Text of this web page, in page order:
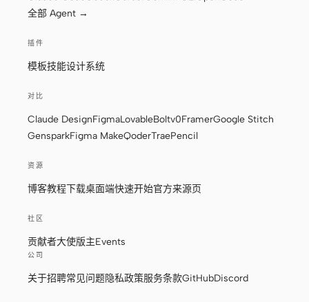
全部 Agent →
插件
模板技能设计系统
对比
Claude DesignFigmaLovableBoltv0FramerGoogle Stitch
GensparkFigma MakeQoderTraePencil
资源
博客教程下载桌面端快速开始官方来源页
社区
贡献者大使版主Events
公司
关于招聘常见问题隐私政策服务条款GitHubDiscord